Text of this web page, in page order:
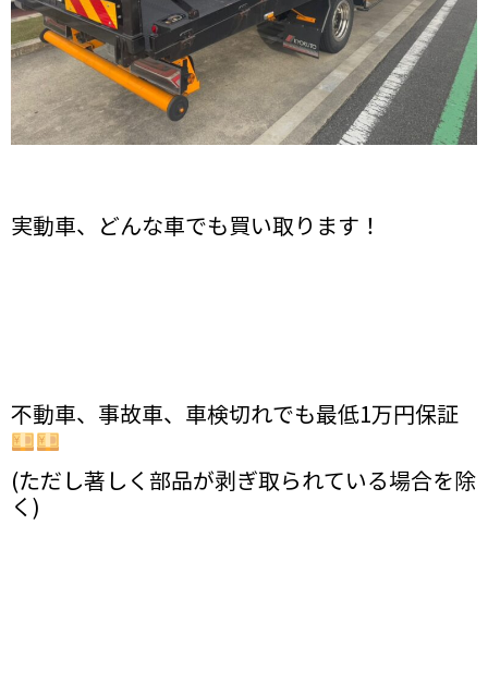
実動車、どんな車でも買い取ります！
不動車、事故車、車検切れでも最低1万円保証
(ただし著しく部品が剥ぎ取られている場合を除
く)